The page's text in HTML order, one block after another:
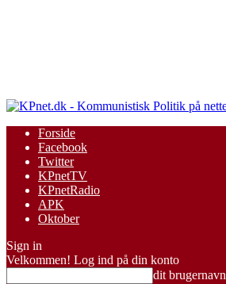
Forside
Facebook
Twitter
KPnetTV
KPnetRadio
APK
Oktober
Sign in
Velkommen! Log ind på din konto
dit brugernavn